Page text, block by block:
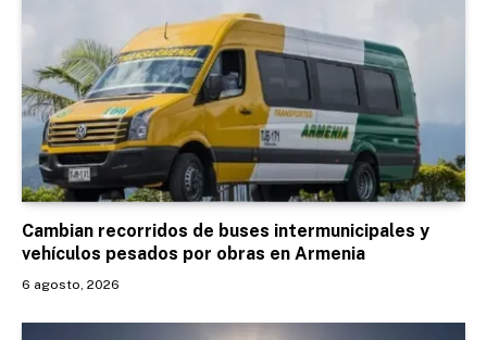
Cambian recorridos de buses intermunicipales y
vehículos pesados por obras en Armenia
6 agosto, 2026